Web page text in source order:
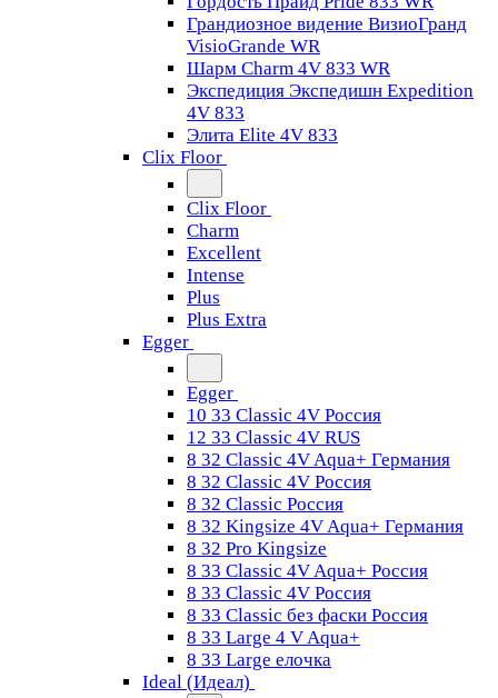
Грандиозное видение ВизиоГранд
VisioGrande WR
Шарм Charm 4V 833 WR
Экспедиция Экспедишн Expedition
4V 833
Элита Elite 4V 833
Clix Floor
Clix Floor
Charm
Excellent
Intense
Plus
Plus Extra
Egger
Egger
10 33 Classic 4V Россия
12 33 Classic 4V RUS
8 32 Classic 4V Aqua+ Германия
8 32 Classic 4V Россия
8 32 Classic Россия
8 32 Kingsize 4V Aqua+ Германия
8 32 Pro Kingsize
8 33 Classic 4V Aqua+ Россия
8 33 Classic 4V Россия
8 33 Classic без фаски Россия
8 33 Large 4 V Aqua+
8 33 Large елочка
Ideal (Идеал)